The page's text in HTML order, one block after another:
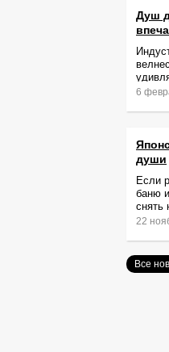
Душ
6
души
Если
баню
снять
22
Все